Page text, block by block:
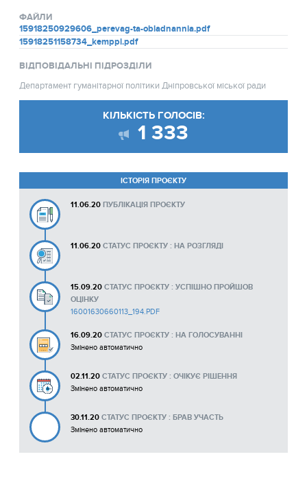
ФАЙЛИ
15918250929606_perevag-ta-obladnannia.pdf
15918251158734_kemppi.pdf
ВІДПОВІДАЛЬНІ ПІДРОЗДІЛИ
Департамент гуманітарної політики Дніпровської міської ради
КІЛЬКІСТЬ ГОЛОСІВ:
1 333
ІСТОРІЯ ПРОЄКТУ
11.06.20 ПУБЛІКАЦІЯ ПРОЄКТУ
11.06.20 СТАТУС ПРОЄКТУ : НА РОЗГЛЯДІ
15.09.20 СТАТУС ПРОЄКТУ : УСПІШНО ПРОЙШОВ
ОЦІНКУ
16001630660113_194.PDF
16.09.20 СТАТУС ПРОЄКТУ : НА ГОЛОСУВАННІ
Змінено автоматично
02.11.20 СТАТУС ПРОЄКТУ : ОЧІКУЄ РІШЕННЯ
Змінено автоматично
30.11.20 СТАТУС ПРОЄКТУ : БРАВ УЧАСТЬ
Змінено автоматично